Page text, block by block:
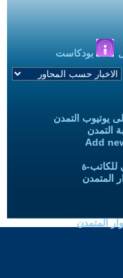
بودكاست
يوتيوب التمدن
التمدن
Add
للكاتب-ة
المتمدن
المتمدن